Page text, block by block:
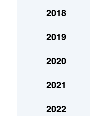
2018
2019
2020
2021
2022